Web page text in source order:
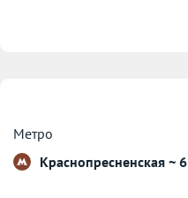
Метро
Краснопресненская ~ 6